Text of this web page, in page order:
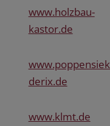
www.holzbau-
kastor.de
derix.de
www.klmt.de